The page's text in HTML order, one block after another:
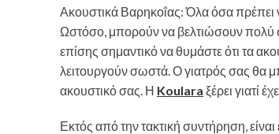
Ακουστικά Βαρηκοΐας: Όλα όσα πρέπει
Ωστόσο, μπορούν να βελτιώσουν πολύ
επίσης σημαντικό να θυμάστε ότι τα
λειτουργούν σωστά. Ο γιατρός σας θα
ακουστικό σας. Η Koulara ξέρει γιατί
Εκτός από την τακτική συντήρηση,